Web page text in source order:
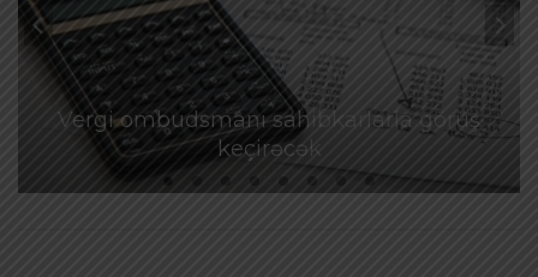
Vergi ombudsmanı sahibkarlarla görüş
keçirəcək